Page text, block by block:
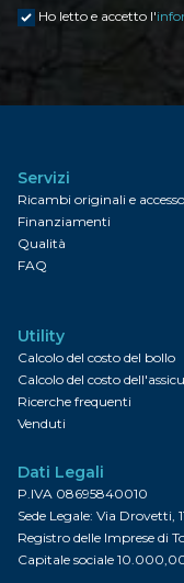
Ho letto e accetto l'
Servizi
Ricambi originali e
Finanziamenti
Qualità
FAQ
Utility
Calcolo del costo del bollo
Calcolo del costo
Ricerche frequenti
Venduti
Dati Legali
P.IVA 08695840010
Sede Legale: Via Drovetti,
Registro delle Imprese di
Capitale sociale